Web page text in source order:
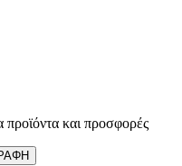
και προσφορές